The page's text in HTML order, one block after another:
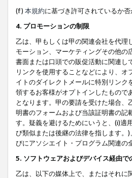
(f) 本規約に基づき許可されているか
4. プロモーションの制限
乙は、甲もしくは甲の関連会社を代理
モーション、マーケティングその他
書面または口頭での販促活動に関連し
リンクを使用することなどにより、
イトのダイレクトメールに特別リン
領するお客様がオプトインしたもので
となります。甲の要請を受けた場合
明書のフォームおよび当該証明書の記
す。疑義を避けるためにいうと、(i)適
び類似または後継の法律を指します。
びにアソシエイト・プログラム関連の
5. ソフトウェアおよびデバイス経由で
乙は、以下の媒体上で、またはそれに